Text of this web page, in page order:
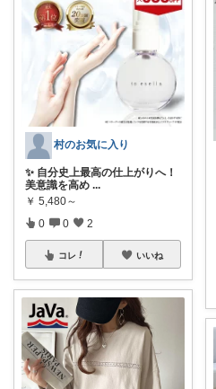
村のお気に入り
✨ 自分史上最高の仕上がりへ！
美意識を高め ...
￥ 5,480～
0 0 2
コレ いいね